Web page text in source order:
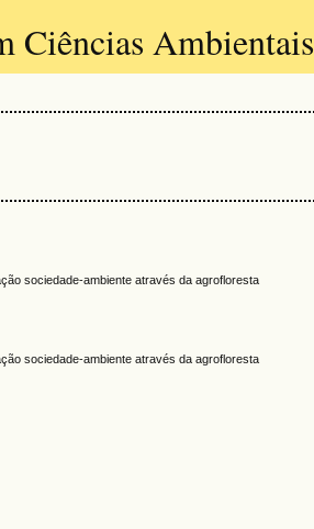
Ciências Ambientais
sociedade-ambiente através da agrofloresta
sociedade-ambiente através da agrofloresta